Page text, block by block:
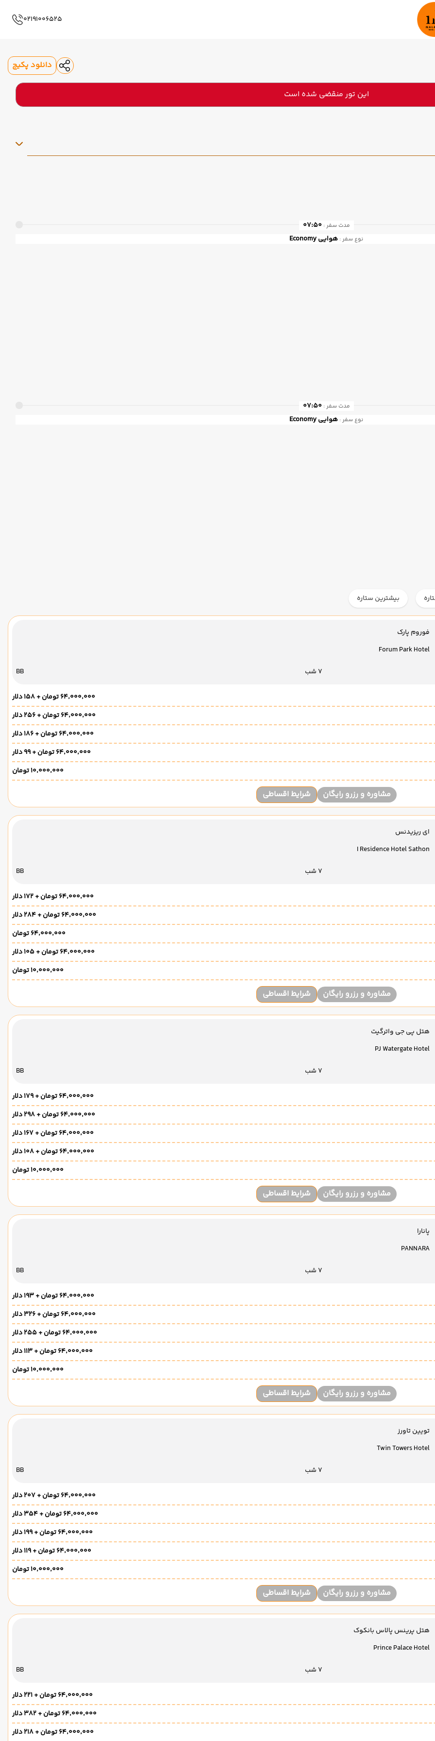
02191006525
دانلود پکیج
این تور منقضی شده است
مدت سفر :07:50
نوع سفر : هوایی
مدت سفر :07:50
نوع سفر : هوایی
بیشترین ستاره
فوروم پارک
Forum Park Hotel
7 شب BB
۶۴٬۰۰۰٬۰۰۰ تومان + ۱۵۸ دلار
۶۴٬۰۰۰٬۰۰۰ تومان + ۲۵۶ دلار
۶۴٬۰۰۰٬۰۰۰ تومان + ۱۸۶ دلار
۶۴٬۰۰۰٬۰۰۰ تومان + ۹۹ دلار
۱۰٬۰۰۰٬۰۰۰ تومان
مشاوره و رزرو رایگان شرایط اقساطی
ای ریزیدنس
I Residence Hotel Sathon
7 شب BB
۶۴٬۰۰۰٬۰۰۰ تومان + ۱۷۲ دلار
۶۴٬۰۰۰٬۰۰۰ تومان + ۲۸۴ دلار
۶۴٬۰۰۰٬۰۰۰ تومان
۶۴٬۰۰۰٬۰۰۰ تومان + ۱۰۵ دلار
۱۰٬۰۰۰٬۰۰۰ تومان
مشاوره و رزرو رایگان شرایط اقساطی
هتل پی جی واترگیت
PJ Watergate Hotel
7 شب BB
۶۴٬۰۰۰٬۰۰۰ تومان + ۱۷۹ دلار
۶۴٬۰۰۰٬۰۰۰ تومان + ۲۹۸ دلار
۶۴٬۰۰۰٬۰۰۰ تومان + ۱۶۷ دلار
۶۴٬۰۰۰٬۰۰۰ تومان + ۱۰۸ دلار
۱۰٬۰۰۰٬۰۰۰ تومان
مشاوره و رزرو رایگان شرایط اقساطی
پانارا
PANNARA
7 شب BB
۶۴٬۰۰۰٬۰۰۰ تومان + ۱۹۳ دلار
۶۴٬۰۰۰٬۰۰۰ تومان + ۳۲۶ دلار
۶۴٬۰۰۰٬۰۰۰ تومان + ۲۵۵ دلار
۶۴٬۰۰۰٬۰۰۰ تومان + ۱۱۳ دلار
۱۰٬۰۰۰٬۰۰۰ تومان
مشاوره و رزرو رایگان شرایط اقساطی
تویین تاورز
Twin Towers Hotel
7 شب BB
۶۴٬۰۰۰٬۰۰۰ تومان + ۲۰۷ دلار
۶۴٬۰۰۰٬۰۰۰ تومان + ۳۵۴ دلار
۶۴٬۰۰۰٬۰۰۰ تومان + ۱۹۹ دلار
۶۴٬۰۰۰٬۰۰۰ تومان + ۱۱۹ دلار
۱۰٬۰۰۰٬۰۰۰ تومان
مشاوره و رزرو رایگان شرایط اقساطی
هتل پرینس پالاس بانکوک
Prince Palace Hotel
7 شب BB
۶۴٬۰۰۰٬۰۰۰ تومان + ۲۲۱ دلار
۶۴٬۰۰۰٬۰۰۰ تومان + ۳۸۲ دلار
۶۴٬۰۰۰٬۰۰۰ تومان + ۲۱۸ دلار